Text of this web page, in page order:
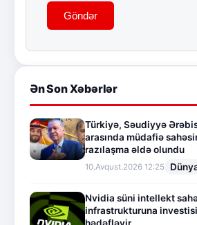
Göndər
Ən Son Xəbərlər
Türkiyə, Səudiyyə
arasında müdafiə
razılaşma əldə olundu
10.Avqust.2026 12:25
Nvidia süni intellekt
infrastrukturuna
hədəfləyir